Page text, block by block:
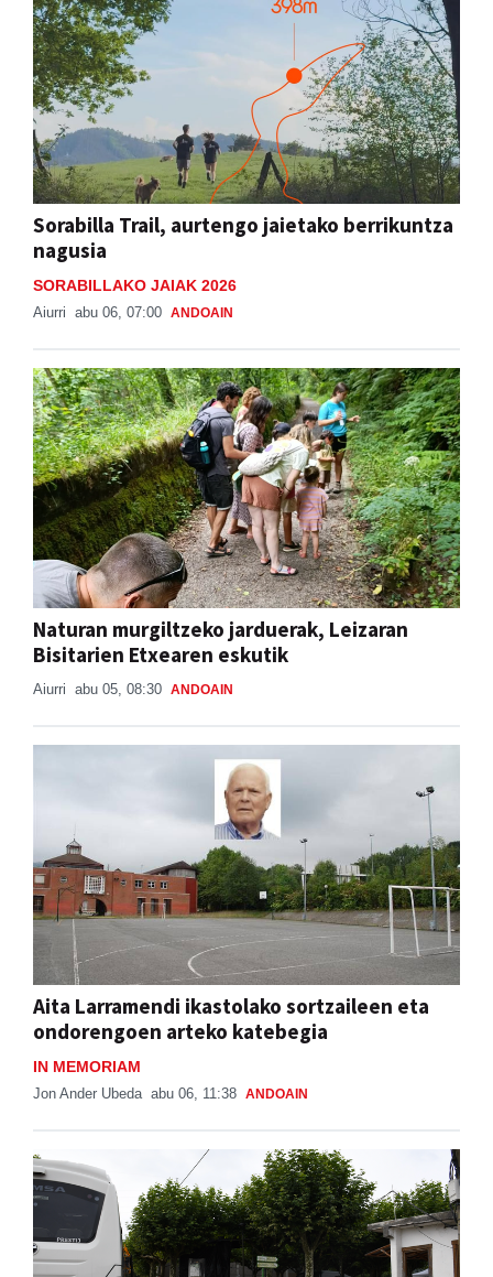
Sorabilla Trail, aurtengo jaietako berrikuntza
nagusia
SORABILLAKO JAIAK 2026
Aiurri abu 06, 07:00 ANDOAIN
Naturan murgiltzeko jarduerak, Leizaran
Bisitarien Etxearen eskutik
Aiurri abu 05, 08:30 ANDOAIN
Aita Larramendi ikastolako sortzaileen eta
ondorengoen arteko katebegia
IN MEMORIAM
Jon Ander Ubeda abu 06, 11:38 ANDOAIN